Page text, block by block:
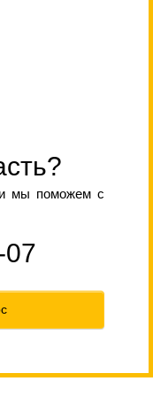
мы поможем с
07